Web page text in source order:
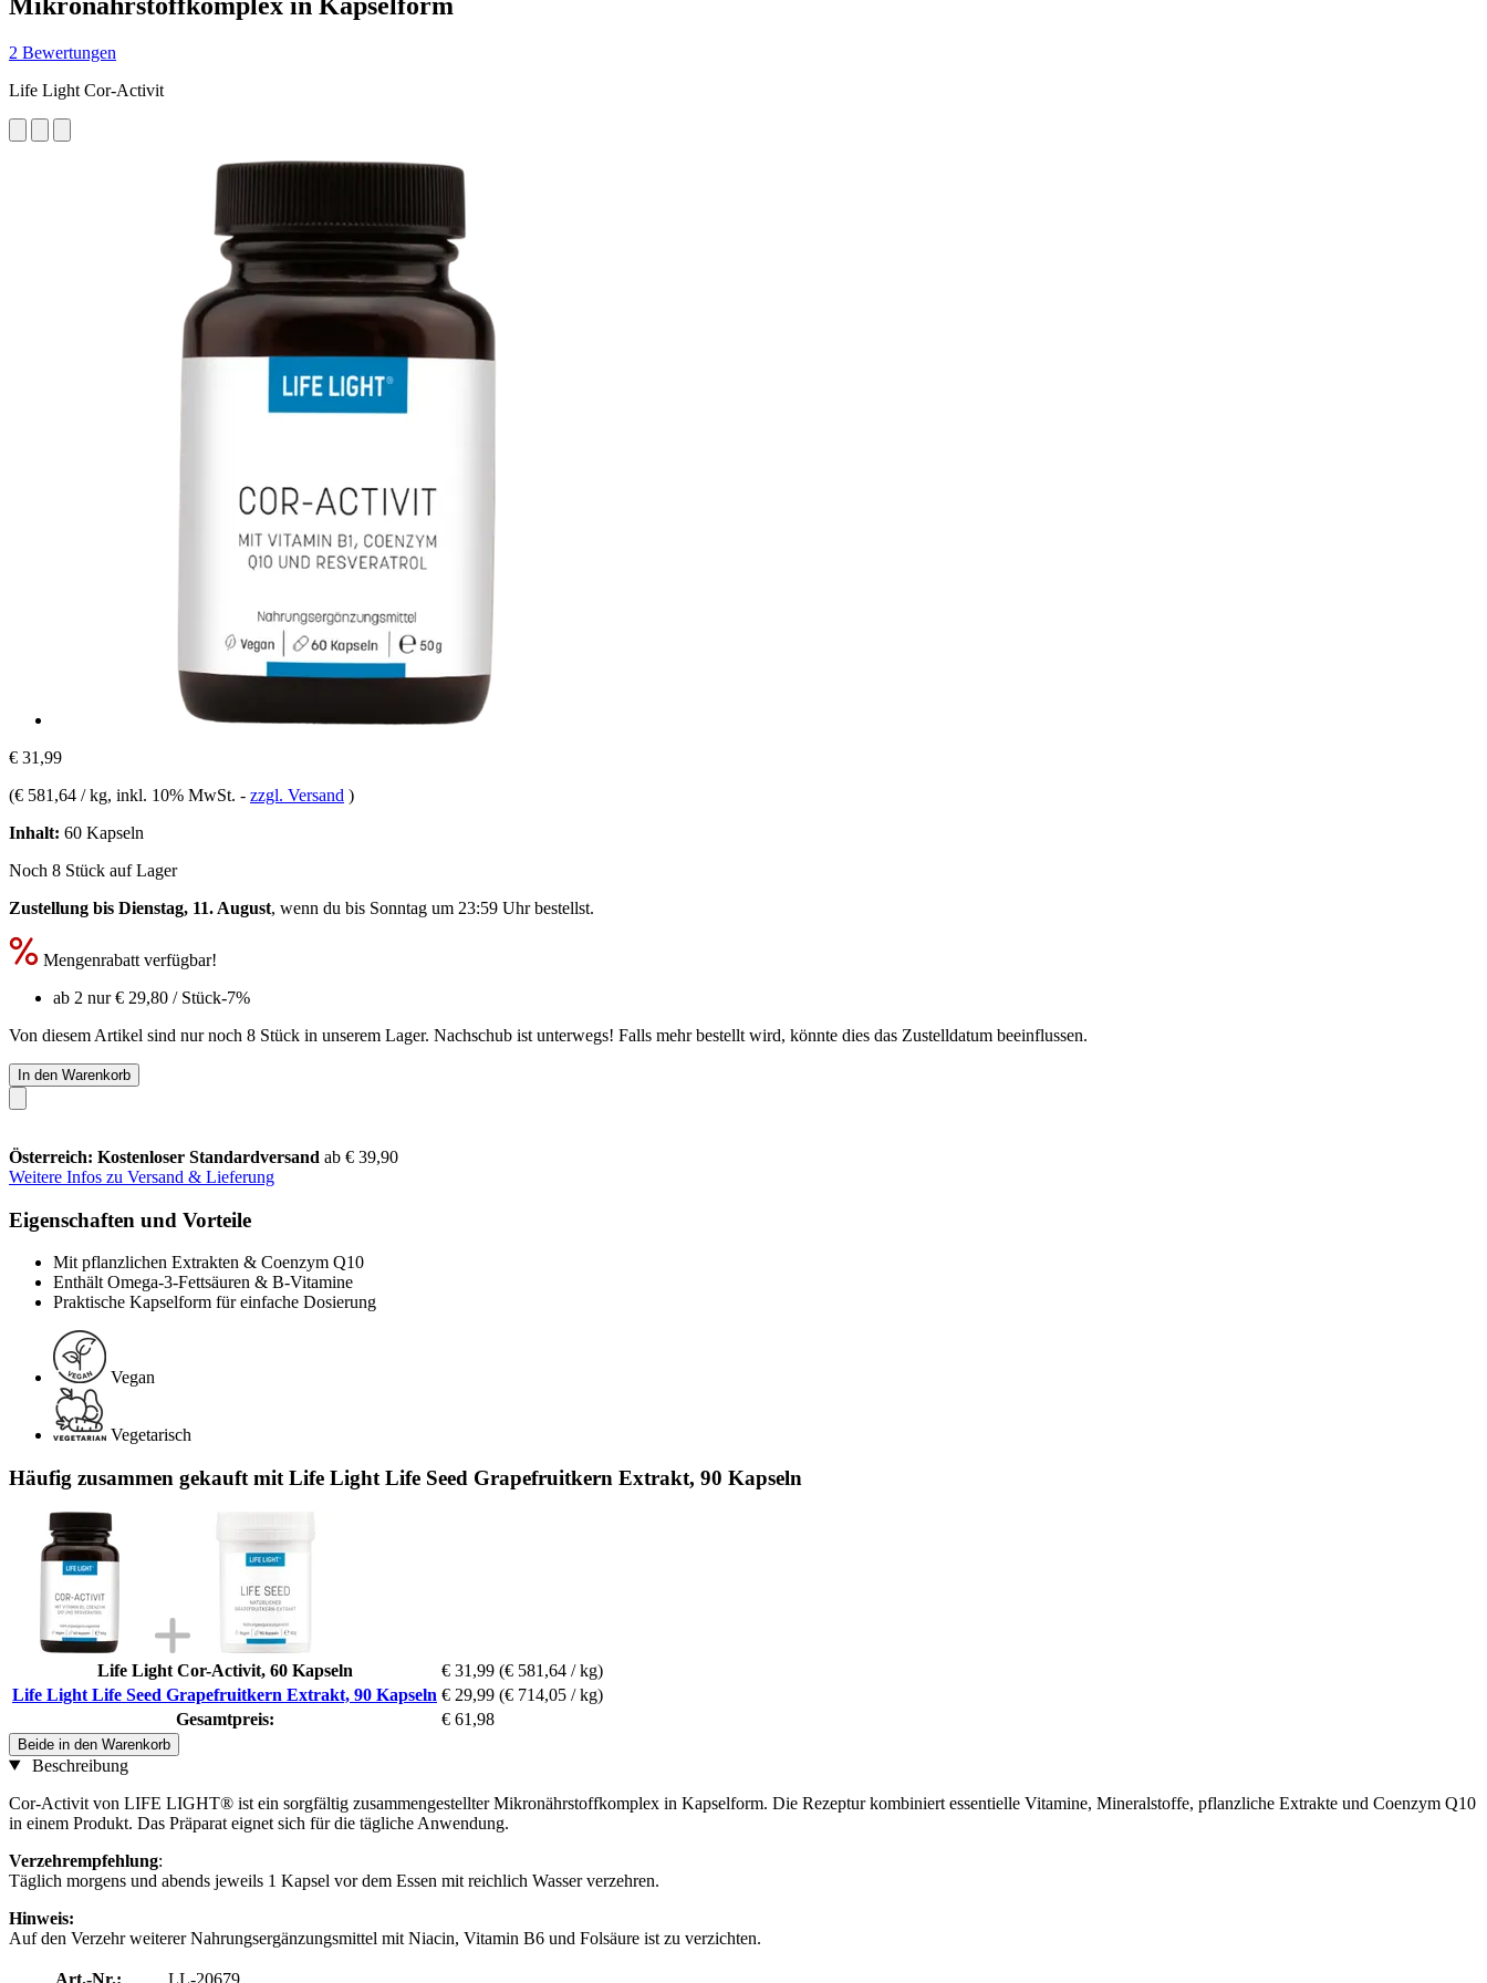
2 Bewertungen
Life Light Cor-Activit
€ 31,99
(€ 581,64 / kg, inkl. 10% MwSt. - zzgl. Versand )
Inhalt: 60 Kapseln
Noch 8 Stück auf Lager
Zustellung bis Dienstag, 11. August, wenn du bis Sonntag um 23:59 Uhrbestellst.
Mengenrabatt verfügbar!
ab 2 nur€ 29,80 / Stück-7%
Von diesem Artikel sind nur noch 8 Stück in unserem Lager. Nachschub ist unterwegs! Falls mehr bestellt wird, könnte dies das Zustelldatum beeinflussen.
In den Warenkorb
Österreich: Kostenloser Standardversand ab € 39,90
Weitere Infos zu Versand & Lieferung
Eigenschaften und Vorteile
Mit pflanzlichen Extrakten & Coenzym Q10
Enthält Omega-3-Fettsäuren & B-Vitamine
Praktische Kapselform für einfache Dosierung
Vegan
Vegetarisch
Häufig zusammen gekauft mit Life Light Life Seed Grapefruitkern Extrakt, 90 Kapseln
Life Light Cor-Activit, 60 Kapseln € 31,99 (€ 581,64 / kg)
Life Light Life Seed Grapefruitkern Extrakt, 90 Kapseln € 29,99 (€ 714,05 / kg)
Gesamtpreis:
€ 61,98
Beide in den Warenkorb
Beschreibung
Cor-Activit von LIFE LIGHT® ist ein sorgfältig zusammengestellter Mikronährstoffkomplex in Kapselform. Die Rezeptur kombiniert essentielle Vitamine, Mineralstoffe, pflanzliche Extrakte und Coenzym Q10
in einem Produkt. Das Präparat eignet sich für die tägliche Anwendung.
Verzehrempfehlung:
Täglich morgens und abends jeweils 1 Kapsel vor dem Essen mit reichlich Wasser verzehren.
Hinweis:
Auf den Verzehr weiterer Nahrungsergänzungsmittel mit Niacin, Vitamin B6 und Folsäure ist zu verzichten.
Art.-Nr.:
LL-20679